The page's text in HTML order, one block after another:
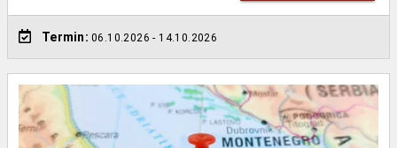
Termin: 06.10.2026- 14.10.2026